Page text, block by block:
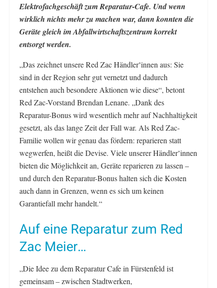
Elektrofachgeschäft zum Reparatur-Cafe. Und wenn
wirklich nichts mehr zu machen war, dann konnten die
Geräte gleich im Abfallwirtschaftszentrum korrekt
entsorgt werden.
„Das zeichnet unsere Red Zac Händler*innen aus: Sie
sind in der Region sehr gut vernetzt und dadurch
entstehen auch besondere Aktionen wie diese“, betont
Red Zac-Vorstand Brendan Lenane. „Dank des
Reparatur-Bonus wird wesentlich mehr auf Nachhaltigkeit
gesetzt, als das lange Zeit der Fall war. Als Red Zac-
Familie wollen wir genau das fördern: reparieren statt
wegwerfen, heißt die Devise. Viele unserer Händler*innen
bieten die Möglichkeit an, Geräte reparieren zu lassen –
und durch den Reparatur-Bonus halten sich die Kosten
auch dann in Grenzen, wenn es sich um keinen
Garantiefall mehr handelt.“
Auf eine Reparatur zum Red
Zac Meier…
„Die Idee zu dem Reparatur Cafe in Fürstenfeld ist
gemeinsam – zwischen Stadtwerken,